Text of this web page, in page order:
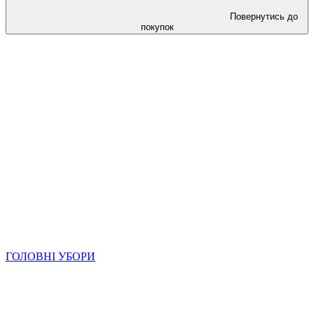
Повернутись до
покупок
ГОЛОВНІ УБОРИ